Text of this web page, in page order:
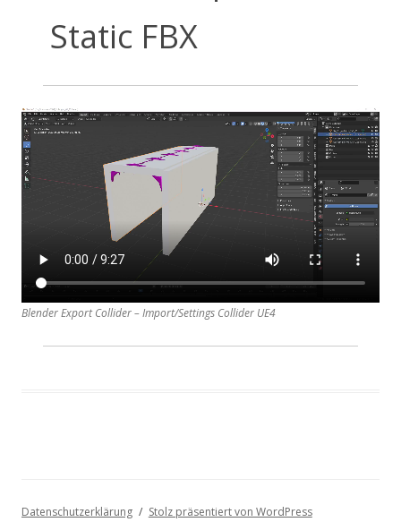
Static FBX
Blender Export Collider – Import/Settings Collider UE4
Datenschutzerklärung Stolz präsentiert von WordPress